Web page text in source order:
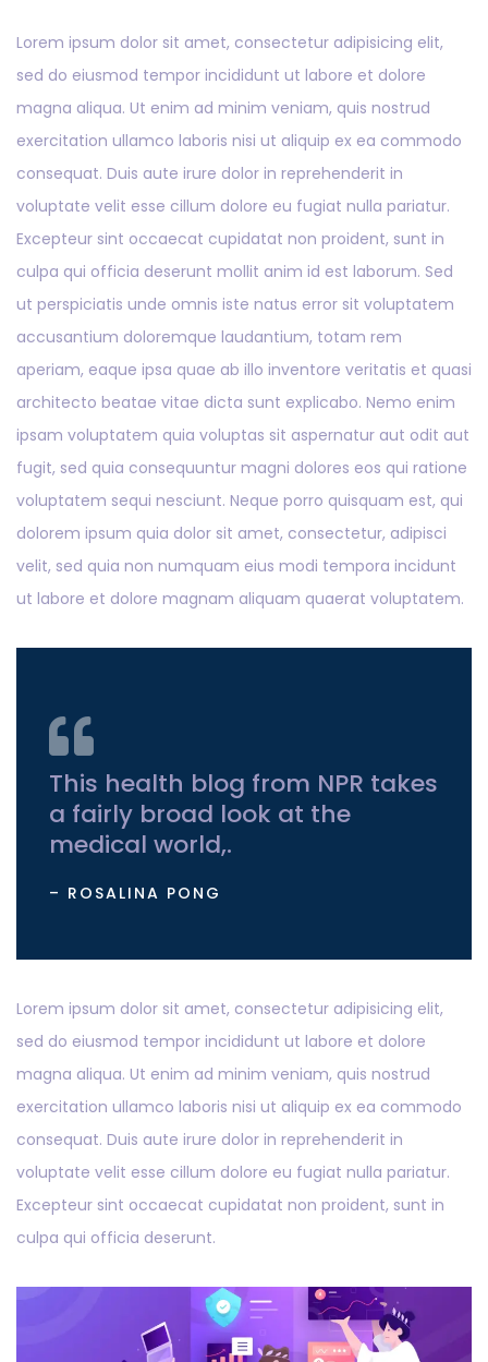
Lorem ipsum dolor sit amet, consectetur adipisicing elit,
sed do eiusmod tempor incididunt ut labore et dolore
magna aliqua. Ut enim ad minim veniam, quis nostrud
exercitation ullamco laboris nisi ut aliquip ex ea commodo
consequat. Duis aute irure dolor in reprehenderit in
voluptate velit esse cillum dolore eu fugiat nulla pariatur.
Excepteur sint occaecat cupidatat non proident, sunt in
culpa qui officia deserunt mollit anim id est laborum. Sed
ut perspiciatis unde omnis iste natus error sit voluptatem
accusantium doloremque laudantium, totam rem
aperiam, eaque ipsa quae ab illo inventore veritatis et quasi
architecto beatae vitae dicta sunt explicabo. Nemo enim
ipsam voluptatem quia voluptas sit aspernatur aut odit aut
fugit, sed quia consequuntur magni dolores eos qui ratione
voluptatem sequi nesciunt. Neque porro quisquam est, qui
dolorem ipsum quia dolor sit amet, consectetur, adipisci
velit, sed quia non numquam eius modi tempora incidunt
ut labore et dolore magnam aliquam quaerat voluptatem.
This health blog from NPR takes
a fairly broad look at the
medical world,.
– ROSALINA PONG
Lorem ipsum dolor sit amet, consectetur adipisicing elit,
sed do eiusmod tempor incididunt ut labore et dolore
magna aliqua. Ut enim ad minim veniam, quis nostrud
exercitation ullamco laboris nisi ut aliquip ex ea commodo
consequat. Duis aute irure dolor in reprehenderit in
voluptate velit esse cillum dolore eu fugiat nulla pariatur.
Excepteur sint occaecat cupidatat non proident, sunt in
culpa qui officia deserunt.